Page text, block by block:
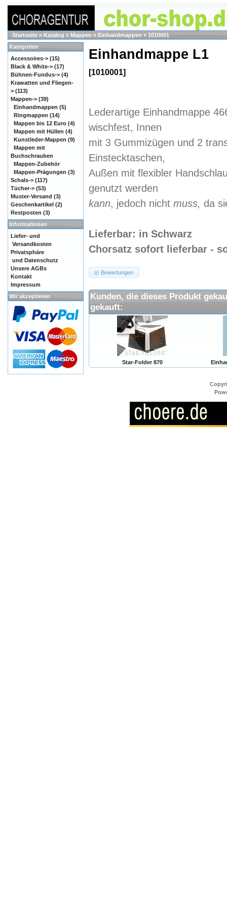
Startseite » Katalog » Mappen » Einhandmappen » 1010001
Einhandmappe L1
[1010001]
Lederartige Einhandmappe
wischfest, Innen
mit 3 Gummizügen und 2
Einstecktaschen,
Außen mit flexibler
genutzt werden
kann, jedoch nicht muss, da
Lieferbar: in Schwarz
Chorsatz sofort lieferbar -
Bewertungen
Kunden, die dieses Produkt
gekauft:
Star-Folder 870
Kategorien
Accessoires-> (15)
Black & White-> (17)
Bühnen-Fundus-> (4)
Krawatten und Fliegen-
> (113)
Mappen-> (39)
Einhandmappen (5)
Ringmappen (14)
Mappen bis 12 Euro (4)
Mappen mit Hüllen (4)
Kunstleder-Mappen (9)
Mappen mit
Buchschrauben
Mappen-Zubehör
Mappen-Prägungen (3)
Schals-> (117)
Tücher-> (53)
Muster-Versand (3)
Geschenkartikel (2)
Restposten (3)
Informationen
Liefer- und
Versandkosten
Privatsphäre
und Datenschutz
Unsere AGBs
Kontakt
Impressum
Wir akzeptieren